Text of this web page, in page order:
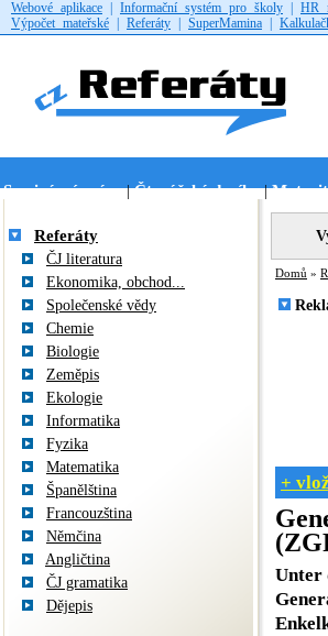
Webové aplikace Informační systém pro školy HR
Výpočet mateřské
Referáty SuperMamina
Seminární práce|Čtenářské deníky|
Referáty
ČJ literatura
Ekonomika, obchod...
Společenské vědy
Chemie
Biologie
Zeměpis
Ekologie
Informatika
Fyzika
Matematika
Španělština
Francouzština
Němčina
Angličtina
ČJ gramatika
Dějepis
Domů »
+
Unter